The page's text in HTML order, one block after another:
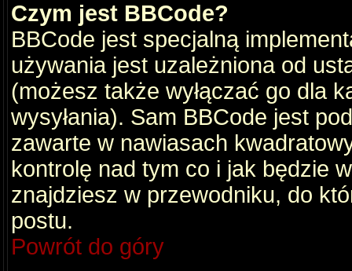
Czym jest BBCode?
BBCode jest specjalną
używania jest uzależniona od
(możesz także wyłączać go dla
wysyłania). Sam BBCode jest
zawarte w nawiasach
kontrolę nad tym co i jak będzie
znajdziesz w przewodniku, do
postu.
Powrót do góry